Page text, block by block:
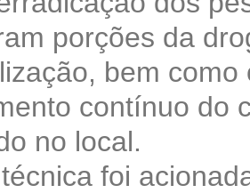
porções da
bem
contínuo do
no local.
foi